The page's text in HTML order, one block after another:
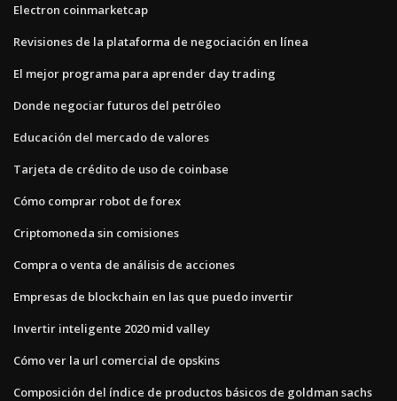
Electron coinmarketcap
Revisiones de la plataforma de negociación en línea
El mejor programa para aprender day trading
Donde negociar futuros del petróleo
Educación del mercado de valores
Tarjeta de crédito de uso de coinbase
Cómo comprar robot de forex
Criptomoneda sin comisiones
Compra o venta de análisis de acciones
Empresas de blockchain en las que puedo invertir
Invertir inteligente 2020 mid valley
Cómo ver la url comercial de opskins
Composición del índice de productos básicos de goldman sachs